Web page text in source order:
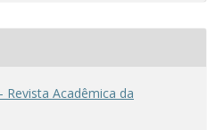
Revista Acadêmica da